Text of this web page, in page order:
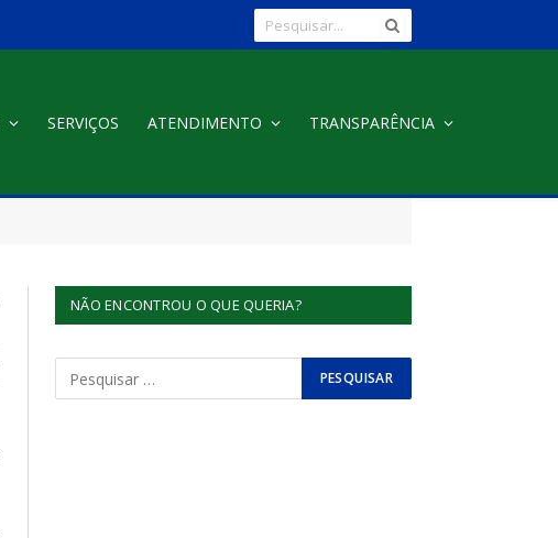
SERVIÇOS ATENDIMENTO TRANSPARÊNCIA
NÃO ENCONTROU O QUE QUERIA?